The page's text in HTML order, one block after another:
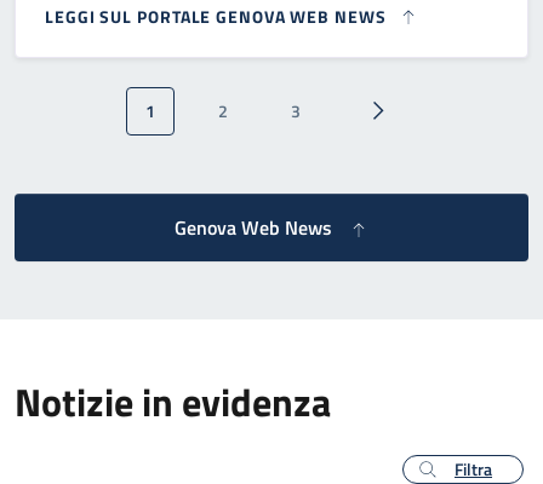
LEGGI SUL PORTALE GENOVA WEB NEWS
Paginazione
Pagina attuale
1 Pagina
2 Pagina
3 Pagina successiva
Genova Web News
Notizie in evidenza
Filtra